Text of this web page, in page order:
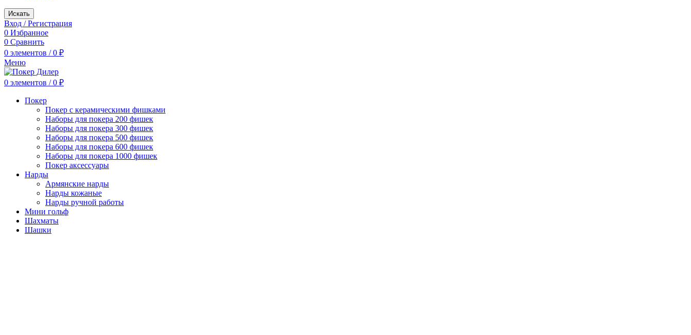
Искать
Вход / Регистрация
0 Избранное
0 Сравнить
0 элементов / 0 ₽
Меню
0 элементов / 0 ₽
Покер
Покер с керамическими фишками
Наборы для покера 200 фишек
Наборы для покера 300 фишек
Наборы для покера 500 фишек
Наборы для покера 600 фишек
Наборы для покера 1000 фишек
Покер аксессуары
Нарды
Армянские нарды
Нарды кожаные
Нарды ручной работы
Мини гольф
Шахматы
Шашки